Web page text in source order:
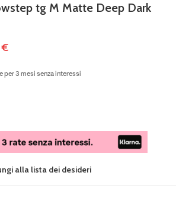
tg M Matte Deep Dark
€
per 3 mesi senza interessi
alla lista dei desideri